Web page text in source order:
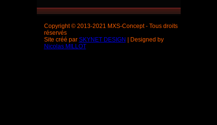
Copyright © 2013-2021 MXS-Concept - Tous droits
réservés
Site créé par SKYNET DESIGN
| Designed by
Nicolas MILLOT